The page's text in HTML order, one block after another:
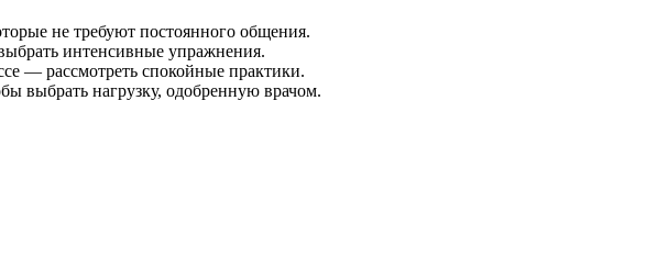
не требуют постоянного общения.
интенсивные упражнения.
— рассмотреть спокойные практики.
выбрать нагрузку, одобренную врачом.